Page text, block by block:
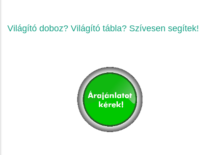
Világító doboz? Világító tábla? Szívesen segítek!